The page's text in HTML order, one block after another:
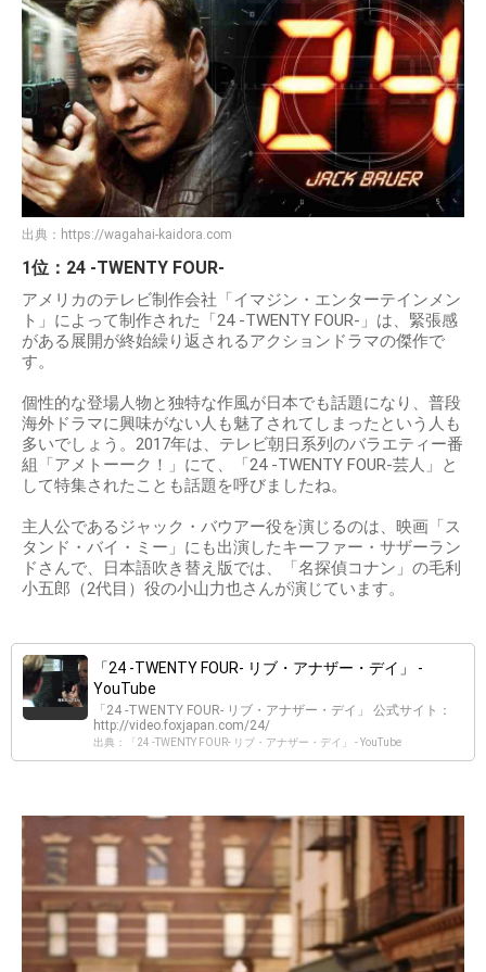
出典： https://wagahai-kaidora.com
1位：24 -TWENTY FOUR-
アメリカのテレビ制作会社「イマジン・エンターテインメン
ト」によって制作された「24 -TWENTY FOUR-」は、緊張感
がある展開が終始繰り返されるアクションドラマの傑作で
す。
個性的な登場人物と独特な作風が日本でも話題になり、普段
海外ドラマに興味がない人も魅了されてしまったという人も
多いでしょう。2017年は、テレビ朝日系列のバラエティー番
組「アメトーーク！」にて、「24 -TWENTY FOUR-芸人」と
して特集されたことも話題を呼びましたね。
主人公であるジャック・バウアー役を演じるのは、映画「ス
タンド・バイ・ミー」にも出演したキーファー・サザーラン
ドさんで、日本語吹き替え版では、「名探偵コナン」の毛利
小五郎（2代目）役の小山力也さんが演じています。
「24 -TWENTY FOUR- リブ・アナザー・デイ」 -
YouTube
「24 -TWENTY FOUR- リブ・アナザー・デイ」 公式サイト：
http://video.foxjapan.com/24/
出典：「24 -TWENTY FOUR- リブ・アナザー・デイ」 - YouTube